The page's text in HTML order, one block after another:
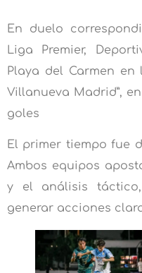
En duelo
Liga Premier,
Playa del Carmen en
Villanueva Madrid”,
goles
El primer tiempo fue
Ambos equipos
y el análisis
generar acciones